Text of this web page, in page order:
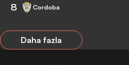
8 Cordoba
Daha fazla